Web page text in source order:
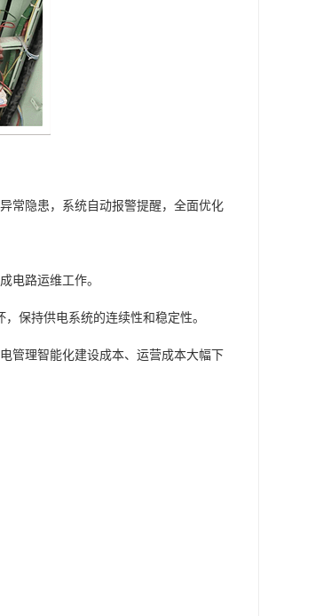
常隐患，系统自动报警提醒，全面优化
电路运维工作。
保持供电系统的连续性和稳定性。
管理智能化建设成本、运营成本大幅下